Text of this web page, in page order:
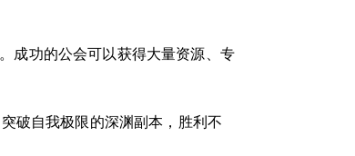
成功的公会可以获得大量资源、专
破自我极限的深渊副本，胜利不